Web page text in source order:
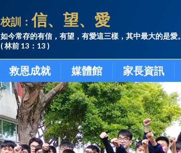
校訓：信、望、愛
如今常存的有信，有望，有愛這三樣，其中最大的是愛。
( 林前 13：13 )
救恩成就 媒體館 家長資訊